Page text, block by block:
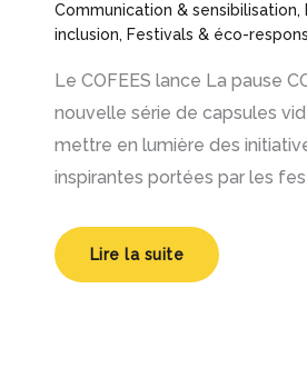
Communication & sensibilisation,
inclusion, Festivals & éco-
Le COFEES lance La pause
nouvelle série de capsules
mettre en lumière des
inspirantes portées par les
Lire la suite